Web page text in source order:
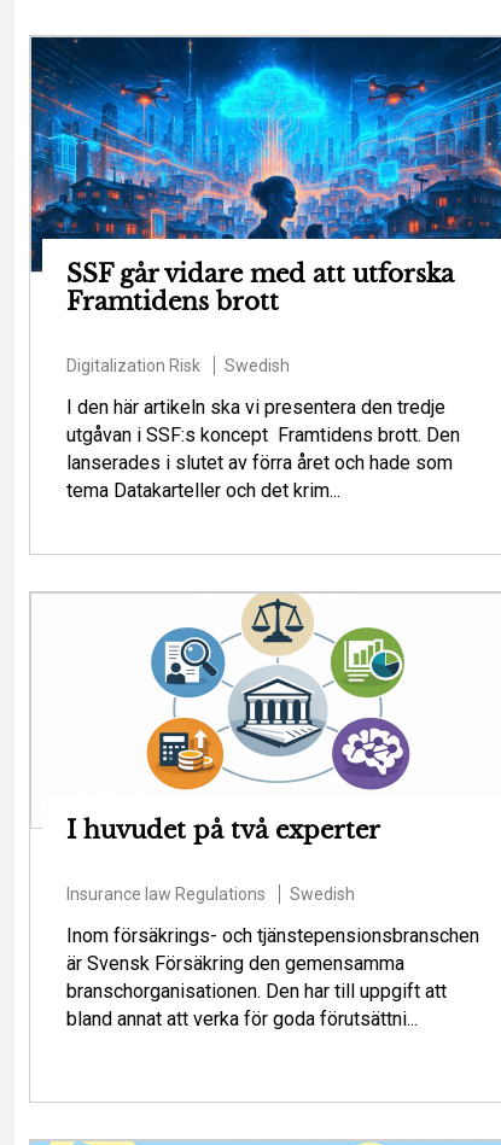
SSF går vidare med att utforska
Framtidens brott
Digitalization Risk Swedish
I den här artikeln ska vi presentera den tredje
utgåvan i SSF:s koncept Framtidens brott. Den
lanserades i slutet av förra året och hade som
tema Datakarteller och det krim...
I huvudet på två experter
Insurance law Regulations Swedish
Inom försäkrings- och tjänstepensionsbranschen
är Svensk Försäkring den gemensamma
branschorganisationen. Den har till uppgift att
bland annat att verka för goda förutsättni...